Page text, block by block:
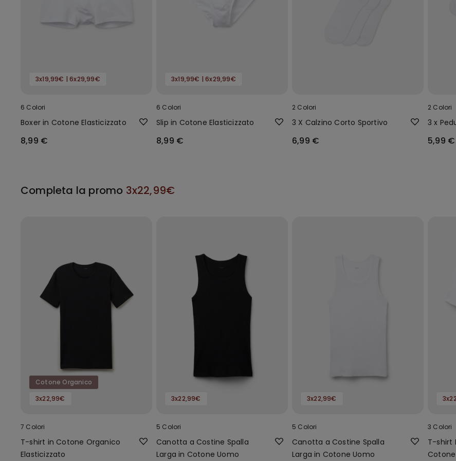
3x19,99€ | 6x29,99€
6 Colori
Boxer in Cotone Elasticizzato
8,99 €
3x19,99€ | 6x29,99€
6 Colori
Slip in Cotone Elasticizzato
8,99 €
2 Colori
3 X Calzino Corto Sportivo
6,99 €
2 Colori
3 x
5,99 €
Completa la promo 3x22,99€
Cotone Organico
3x22,99€
7 Colori
T-shirt in Cotone Organico
Elasticizzato
3x22,99€
5 Colori
Canotta a Costine Spalla
Larga in Cotone Uomo
3x22,99€
5 Colori
Canotta a Costine Spalla
Larga in Cotone Uomo
3 Colori
T-shirt
Cotone